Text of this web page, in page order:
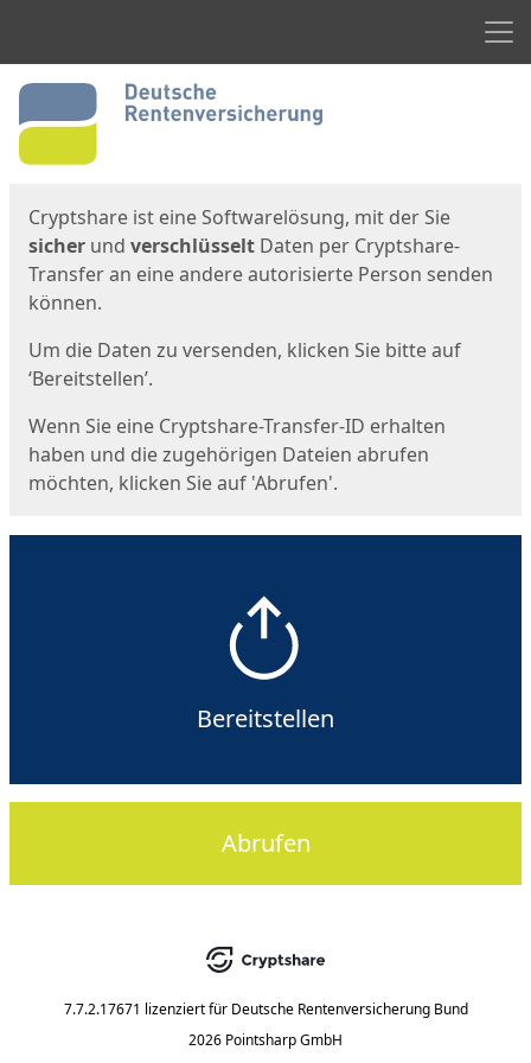
Start
Cryptshare ist eine Softwarelösung, mit der Sie
sicher und verschlüsselt Daten per Cryptshare-
Transfer an eine andere autorisierte Person senden
können.
Um die Daten zu versenden, klicken Sie bitte auf
‘Bereitstellen’.
Wenn Sie eine Cryptshare-Transfer-ID erhalten
haben und die zugehörigen Dateien abrufen
möchten, klicken Sie auf 'Abrufen'.
Bereitstellen
Abrufen
7.7.2.17671 lizenziert für Deutsche Rentenversicherung Bund
2026 Pointsharp GmbH